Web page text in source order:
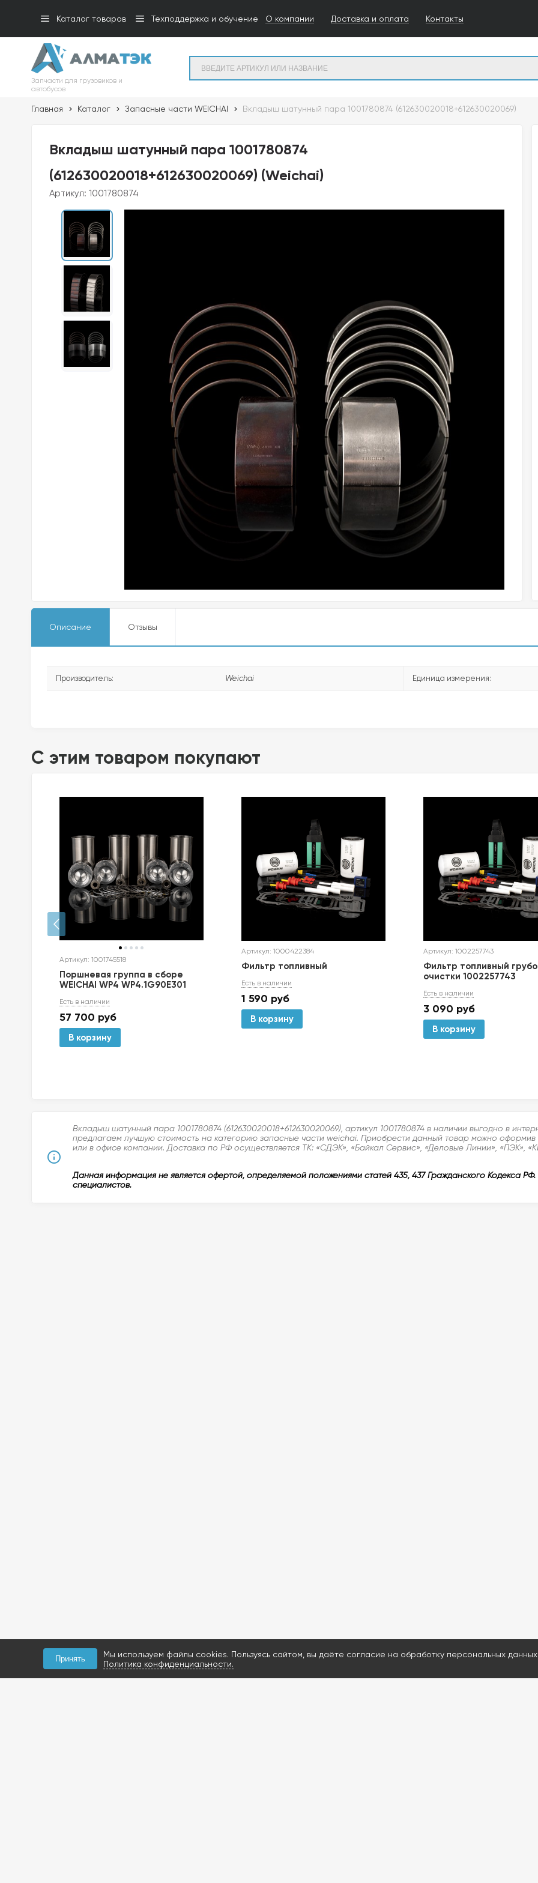
Каталог товаров Техподдержка и обучение О компании Доставка и оплата Контакты
Запчасти для грузовиков и
автобусов
Главная Каталог Запасные части WEICHAI Вкладыш шатунный пара 1001780874 (612630020018+612630020069)
Вкладыш шатунный пара 1001780874
(612630020018+612630020069) (Weichai)
Артикул: 1001780874
Описание Отзывы
Производитель: Weichai Единица измерения:
C этим товаром покупают
Артикул: 1001745518
Поршневая группа в сборе
WEICHAI WP4 WP4.1G90E301
Есть в наличии
57 700 руб
В корзину
Артикул: 1000422384
Фильтр топливный
Есть в наличии
1 590 руб
В корзину
Артикул: 1002257743
Фильтр топливный
очистки 1002257743
Есть в наличии
3 090 руб
В корзину
Вкладыш шатунный пара 1001780874 (612630020018+612630020069), артикул 1001780874 в наличии выгодно в
предлагаем лучшую стоимость на категорию запасные части weichai. Приобрести данный товар можно оформив
или в офисе компании. Доставка по РФ осуществляется ТК: «СДЭК», «Байкал Сервис», «Деловые Линии», «ПЭК»,
Принять Мы используем файлы cookies. Пользуясь сайтом, вы даёте согласие на обработку персональных данных.
Политика конфиденциальности.